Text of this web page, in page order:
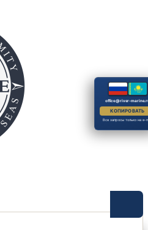
office@river-
КОПИРОВАТЬ
Все запросы только на e-